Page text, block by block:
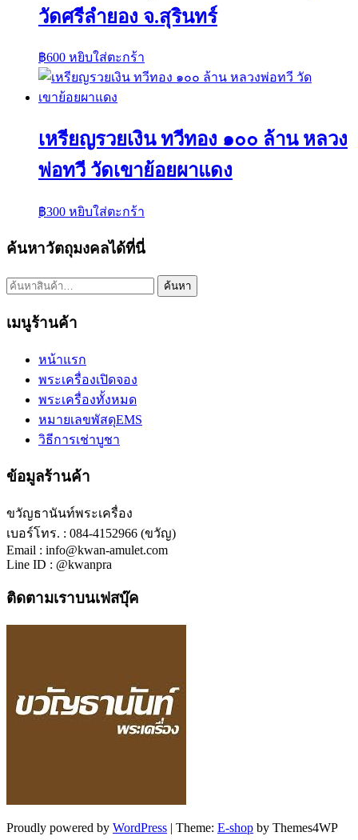
วัดศรีลำยอง จ.สุรินทร์
฿600 หยิบใส่ตะกร้า
เหรียญรวยเงิน ทวีทอง ๑๐๐ ล้าน หลวง
พ่อทวี วัดเขาย้อยผาแดง
฿300 หยิบใส่ตะกร้า
ค้นหาวัตถุมงคลได้ที่นี่
ค้นหา: ค้นหา
เมนูร้านค้า
หน้าแรก
พระเครื่องเปิดจอง
พระเครื่องทั้งหมด
หมายเลขพัสดุEMS
วิธีการเช่าบูชา
ข้อมูลร้านค้า
ขวัญธานันท์พระเครื่อง
เบอร์โทร. : 084-4152966 (ขวัญ)
Email : info@kwan-amulet.com
Line ID : @kwanpra
ติดตามเราบนเฟสบุ๊ค
Proudly powered by WordPress | Theme: E-shop by Themes4WP